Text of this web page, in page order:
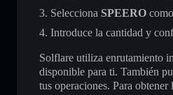
Selecciona SPEERO
Introduce la cantidad y
Solflare utiliza enrutamiento
disponible para ti. También
tus operaciones. Para